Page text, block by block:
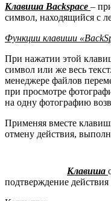
Клавиша Backspace –
символ, находящийся с
Функции клавиши
При нажатии этой
символ или же весь
менеджере файлов
при просмотре
на одну фотографию
Применяя вместе
отмену действия,
Клавиша
подтверждение действия